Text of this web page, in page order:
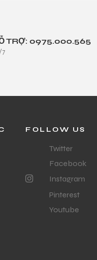
TRỢ: 0975.000.565
FOLLOW US
Twitter
Facebook
Instagram
Pinterest
Youtube